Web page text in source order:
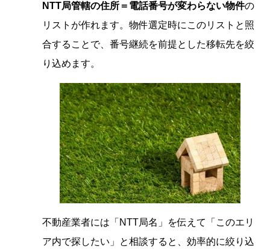
NTT局管轄の住所＝電話番号が変わらない物件の
リストが作れます。物件選定時にこのリストと照
合することで、番号継続を前提とした移転先を絞
り込めます。
不動産業者には「NTT局名」を伝えて「このエリ
ア内で探したい」と相談すると、効率的に絞り込